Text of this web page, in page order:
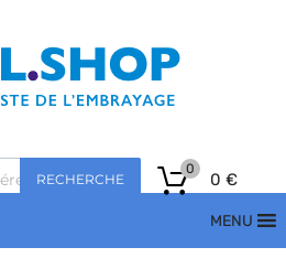
RECHERCHE 0 €
0
MENU